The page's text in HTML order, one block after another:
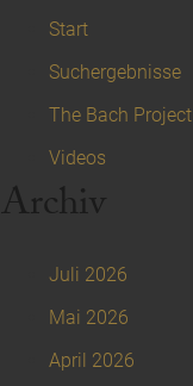
Start
Suchergebnisse
The Bach Project
Videos
Archiv
Juli 2026
Mai 2026
April 2026